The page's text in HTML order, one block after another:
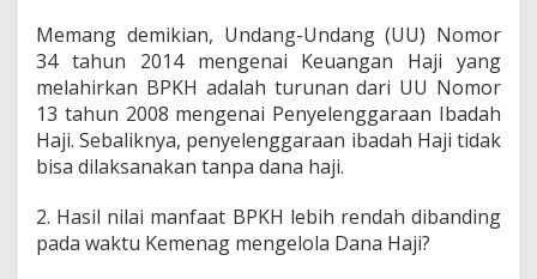
Memang demikian, Undang-Undang (UU) Nomor
34 tahun 2014 mengenai Keuangan Haji yang
melahirkan BPKH adalah turunan dari UU Nomor
13 tahun 2008 mengenai Penyelenggaraan Ibadah
Haji. Sebaliknya, penyelenggaraan ibadah Haji tidak
bisa dilaksanakan tanpa dana haji.
2. Hasil nilai manfaat BPKH lebih rendah dibanding
pada waktu Kemenag mengelola Dana Haji?